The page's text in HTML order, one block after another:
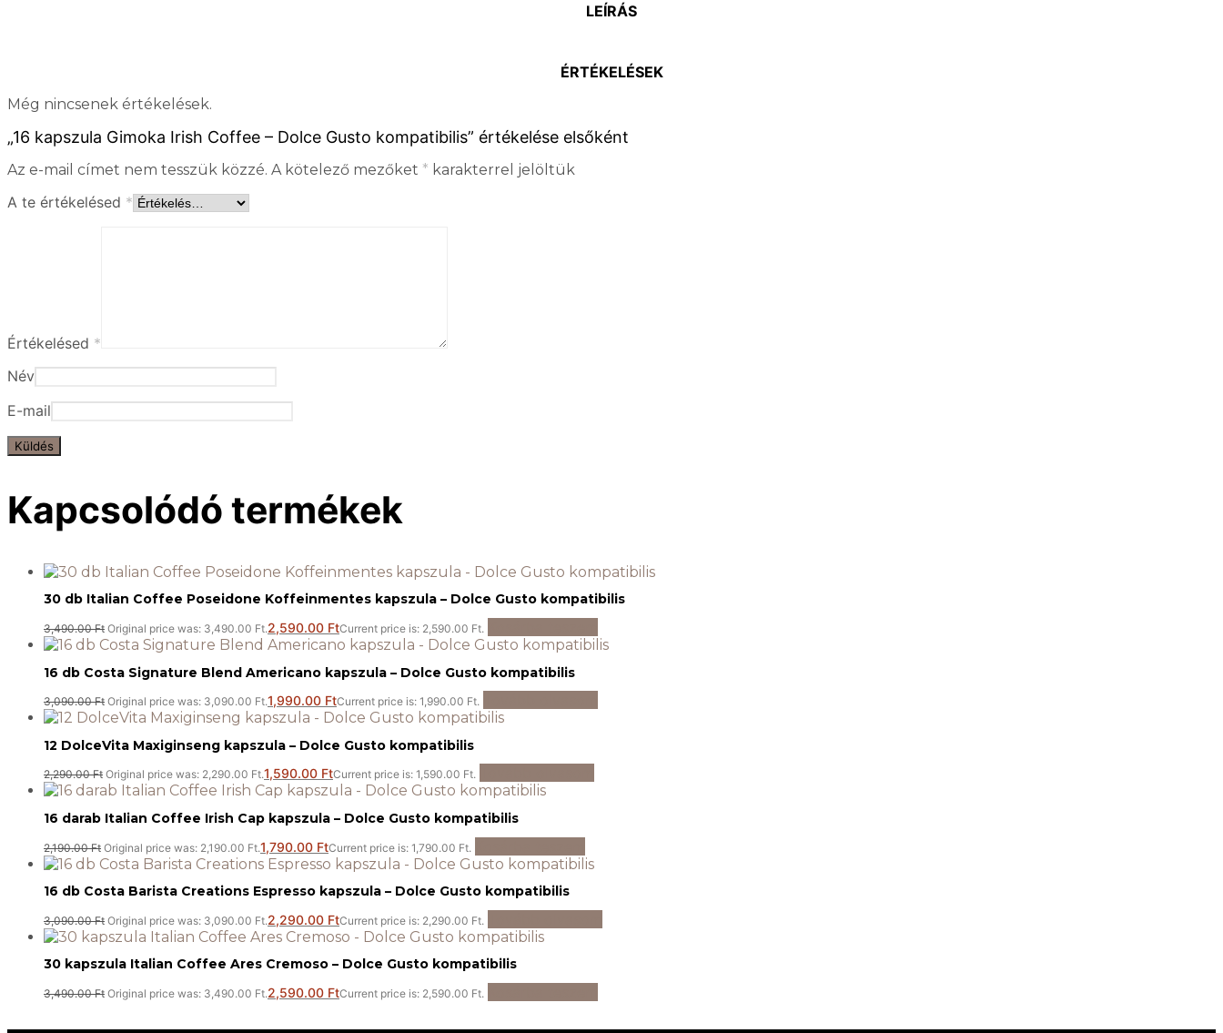
LEÍRÁS
ÉRTÉKELÉSEK
Még nincsenek értékelések.
„16 kapszula Gimoka Irish Coffee – Dolce Gusto kompatibilis” értékelése elsőként
Az e-mail címet nem tesszük közzé. A kötelező mezőket * karakterrel jelöltük
A te értékelésed *
Értékelésed *
Név
E-mail
Kapcsolódó termékek
30 db Italian Coffee Poseidone Koffeinmentes kapszula – Dolce Gusto kompatibilis
3,490.00Ft Original price was: 3,490.00 Ft.2,590.00 FtCurrent price is: 2,590.00 Ft.
16 db Costa Signature Blend Americano kapszula – Dolce Gusto kompatibilis
3,090.00Ft Original price was: 3,090.00 Ft.1,990.00 FtCurrent price is: 1,990.00 Ft.
12 DolceVita Maxiginseng kapszula – Dolce Gusto kompatibilis
2,290.00Ft Original price was: 2,290.00 Ft.1,590.00 FtCurrent price is: 1,590.00 Ft.
16 darab Italian Coffee Irish Cap kapszula – Dolce Gusto kompatibilis
2,190.00Ft Original price was: 2,190.00 Ft.1,790.00 FtCurrent price is: 1,790.00 Ft.
16 db Costa Barista Creations Espresso kapszula – Dolce Gusto kompatibilis
3,090.00Ft Original price was: 3,090.00 Ft.2,290.00 FtCurrent price is: 2,290.00 Ft.
30 kapszula Italian Coffee Ares Cremoso – Dolce Gusto kompatibilis
3,490.00Ft Original price was: 3,490.00 Ft.2,590.00 FtCurrent price is: 2,590.00 Ft.